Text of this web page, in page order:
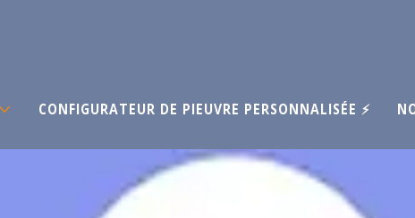
CONFIGURATEUR DE PIEUVRE PERSONNALISÉE ⚡